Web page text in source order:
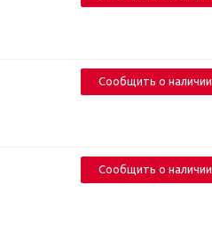
Сообщить о наличии
Сообщить о наличии